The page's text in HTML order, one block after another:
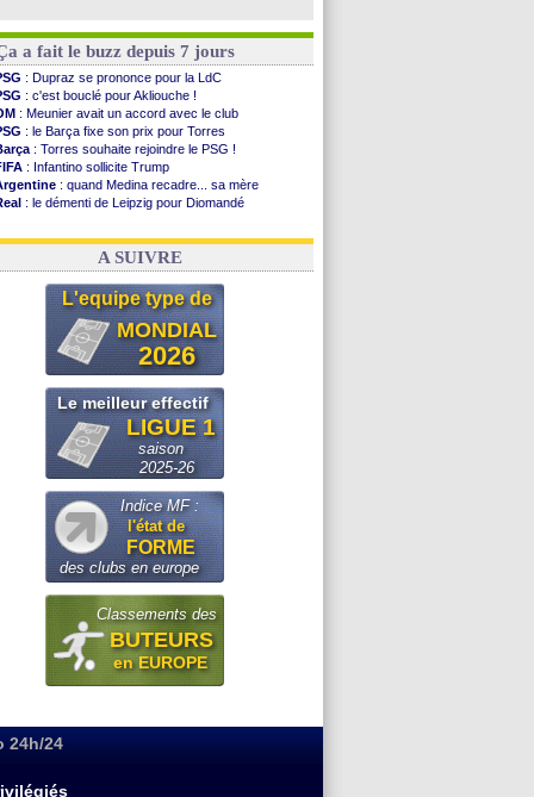
a fait le buzz depuis 7 jours
: Dupraz se prononce pour la LdC
: c'est bouclé pour Akliouche !
: Meunier avait un accord avec le club
: le Barça fixe son prix pour Torres
: Torres souhaite rejoindre le PSG !
: Infantino sollicite Trump
: quand Medina recadre... sa mère
: le démenti de Leipzig pour Diomandé
: le conseiller d'Infantino démissionne !
A SUIVRE
L'equipe type de
MONDIAL
2026
Le meilleur effectif
LIGUE 1
saison
2025-26
Indice MF :
l'état de
FORME
des clubs en europe
Classements des
BUTEURS
en EUROPE
24h/24